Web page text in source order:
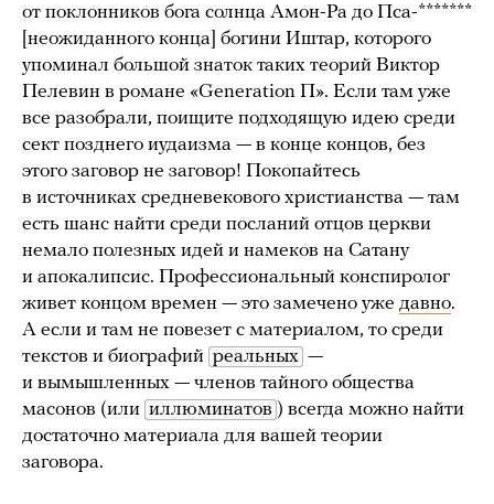
от поклонников бога солнца Амон-Ра до Пса-*******
[неожиданного конца] богини Иштар, которого
упоминал большой знаток таких теорий Виктор
Пелевин в романе «Generation П». Если там уже
все разобрали, поищите подходящую идею среди
сект позднего иудаизма — в конце концов, без
этого заговор не заговор! Покопайтесь
в источниках средневекового христианства — там
есть шанс найти среди посланий отцов церкви
немало полезных идей и намеков на Сатану
и апокалипсис. Профессиональный конспиролог
живет концом времен — это замечено уже давно.
А если и там не повезет с материалом, то среди
текстов и биографий реальных —
и вымышленных — членов тайного общества
масонов (или иллюминатов ) всегда можно найти
достаточно материала для вашей теории
заговора.